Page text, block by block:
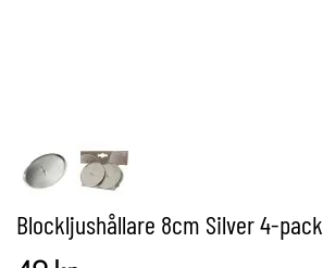
Blockljushållare 8cm Silver 4-pack